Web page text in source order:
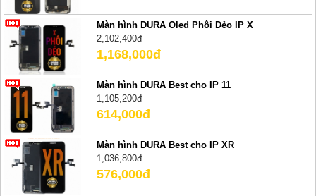
Màn hình DURA Oled Phôi Dẻo IP X
2,102,400đ
1,168,000đ
Màn hình DURA Best cho IP 11
1,105,200đ
614,000đ
Màn hình DURA Best cho IP XR
1,036,800đ
576,000đ